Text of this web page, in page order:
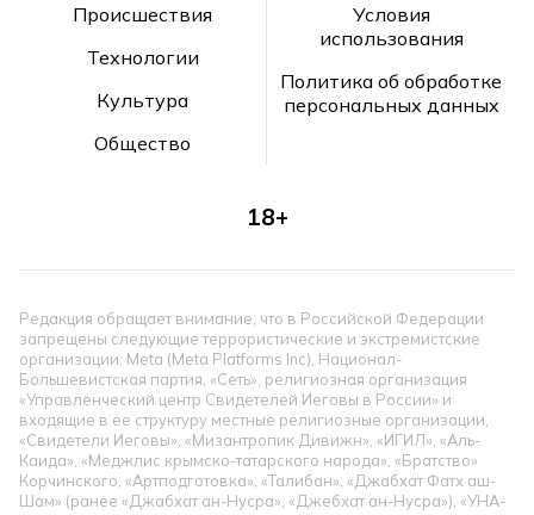
Происшествия
Технологии
Культура
Общество
Условия
использования
Политика об обработке
персональных данных
18+
Редакция обращает внимание, что в Российской Федерации
запрещены следующие террористические и экстремистские
организации: Meta (Meta Platforms Inc), Национал-
Большевистская партия, «Сеть», религиозная организация
«Управленческий центр Свидетелей Иеговы в России» и
входящие в ее структуру местные религиозные организации,
«Свидетели Иеговы», «Мизантропик Дивижн», «ИГИЛ», «Аль-
Каида», «Меджлис крымско-татарского народа», «Братство»
Корчинского, «Артподготовка», «Талибан», «Джабхат Фатх аш-
Шам» (ранее «Джабхат ан-Нусра», «Джебхат ан-Нусра»), «УНА-